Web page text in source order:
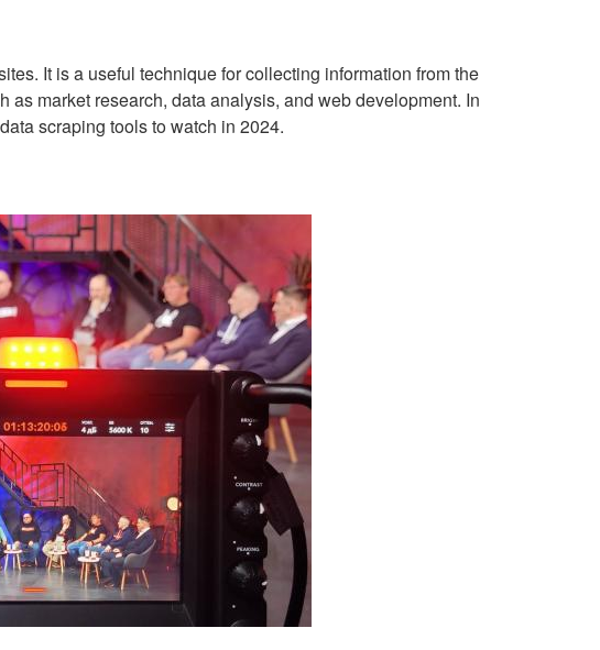
It is a useful technique for collecting information from the
as market research, data analysis, and web development. In
scraping tools to watch in 2024.